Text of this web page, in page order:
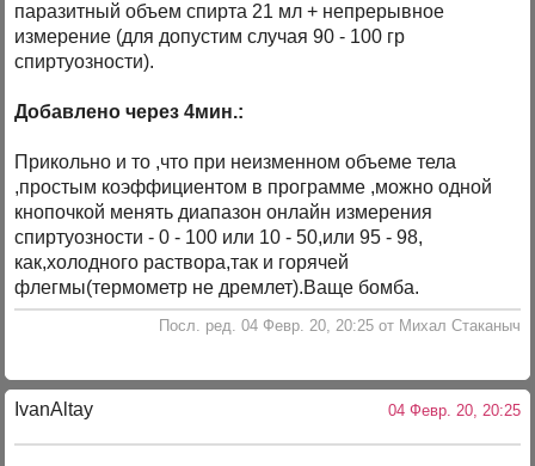
паразитный объем спирта 21 мл + непрерывное
измерение (для допустим случая 90 - 100 гр
спиртуозности).
Добавлено через 4мин.:
Прикольно и то ,что при неизменном объеме тела
,простым коэффициентом в программе ,можно одной
кнопочкой менять диапазон онлайн измерения
спиртуозности - 0 - 100 или 10 - 50,или 95 - 98,
как,холодного раствора,так и горячей
флегмы(термометр не дремлет).Ваще бомба.
Посл. ред. 04 Февр. 20, 20:25 от Михал Стаканыч
IvanAltay 04 Февр. 20, 20:25